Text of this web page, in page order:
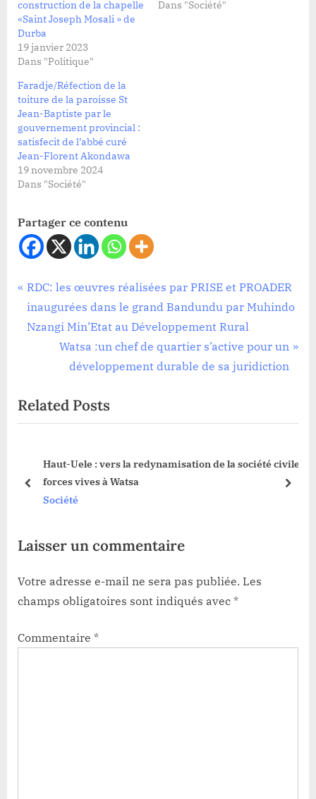
construction de la chapelle
«Saint Joseph Mosali » de
Durba
19 janvier 2023
Dans "Politique"
Dans "Société"
Faradje/Réfection de la
toiture de la paroisse St
Jean-Baptiste par le
gouvernement provincial :
satisfecit de l’abbé curé
Jean-Florent Akondawa
19 novembre 2024
Dans "Société"
Partager ce contenu
Société
Tags:
RDC
Navigation
de
l’article
P
r
e
u
s
s
RDC: les œuvres réalisées par PRISE et PROADER
inaugurées dans le grand Bandundu par Muhindo
Nzangi Min’Etat au Développement Rural
N
t
P
s
t
:
Watsa :un chef de quartier s’active pour un
développement durable de sa juridiction
Related Posts
Haut-Uele : vers la redynamisation de la société civile
forces vives à Watsa
Société
prev next
Laisser un commentaire
Votre adresse e-mail ne sera pas publiée. Les
champs obligatoires sont indiqués avec *
Commentaire *